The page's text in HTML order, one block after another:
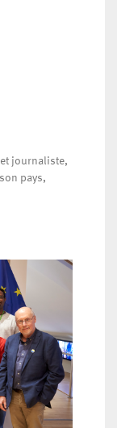
et journaliste,
pays,